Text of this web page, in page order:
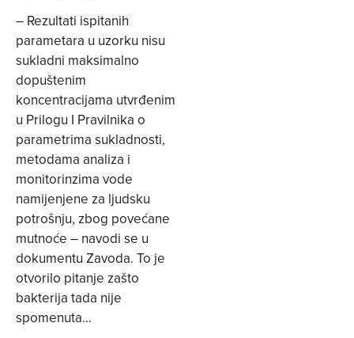
– Rezultati ispitanih
parametara u uzorku nisu
sukladni maksimalno
dopuštenim
koncentracijama utvrđenim
u Prilogu I Pravilnika o
parametrima sukladnosti,
metodama analiza i
monitorinzima vode
namijenjene za ljudsku
potrošnju, zbog povećane
mutnoće – navodi se u
dokumentu Zavoda. To je
otvorilo pitanje zašto
bakterija tada nije
spomenuta…